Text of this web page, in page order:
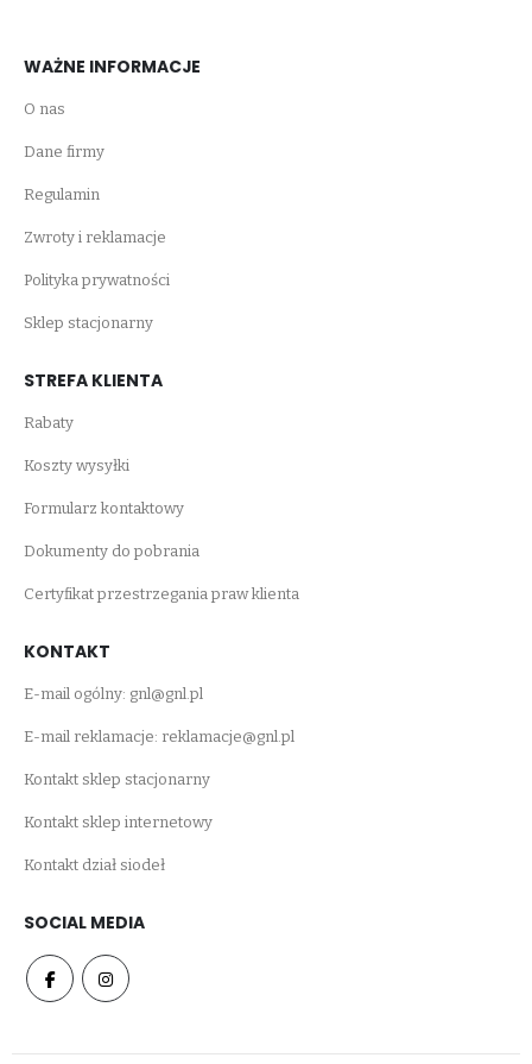
WAŻNE INFORMACJE
O nas
Dane firmy
Regulamin
Zwroty i reklamacje
Polityka prywatności
Sklep stacjonarny
STREFA KLIENTA
Rabaty
Koszty wysyłki
Formularz kontaktowy
Dokumenty do pobrania
Certyfikat przestrzegania praw klienta
KONTAKT
E-mail ogólny: gnl@gnl.pl
E-mail reklamacje: reklamacje@gnl.pl
Kontakt sklep stacjonarny
Kontakt sklep internetowy
Kontakt dział siodeł
SOCIAL MEDIA